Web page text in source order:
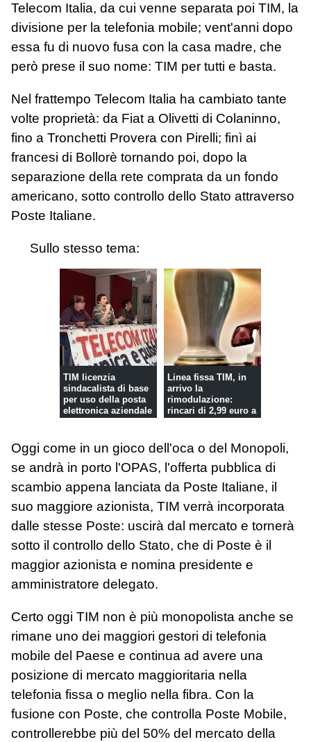
Telecom Italia, da cui venne separata poi TIM, la
divisione per la telefonia mobile; vent'anni dopo
essa fu di nuovo fusa con la casa madre, che
però prese il suo nome: TIM per tutti e basta.
Nel frattempo Telecom Italia ha cambiato tante
volte proprietà: da Fiat a Olivetti di Colaninno,
fino a Tronchetti Provera con Pirelli; finì ai
francesi di Bollorè tornando poi, dopo la
separazione della rete comprata da un fondo
americano, sotto controllo dello Stato attraverso
Poste Italiane.
Sullo stesso tema:
TIM licenzia
sindacalista di base
per uso della posta
elettronica aziendale
Linea fissa TIM, in
arrivo la
rimodulazione:
rincari di 2,99 euro a
Oggi come in un gioco dell'oca o del Monopoli,
se andrà in porto l'OPAS, l'offerta pubblica di
scambio appena lanciata da Poste Italiane, il
suo maggiore azionista, TIM verrà incorporata
dalle stesse Poste: uscirà dal mercato e tornerà
sotto il controllo dello Stato, che di Poste è il
maggior azionista e nomina presidente e
amministratore delegato.
Certo oggi TIM non è più monopolista anche se
rimane uno dei maggiori gestori di telefonia
mobile del Paese e continua ad avere una
posizione di mercato maggioritaria nella
telefonia fissa o meglio nella fibra. Con la
fusione con Poste, che controlla Poste Mobile,
controllerebbe più del 50% del mercato della